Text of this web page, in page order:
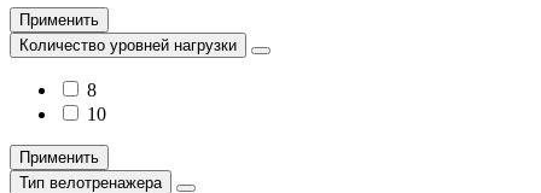
Применить
Количество уровней нагрузки
8
10
Применить
Тип велотренажера